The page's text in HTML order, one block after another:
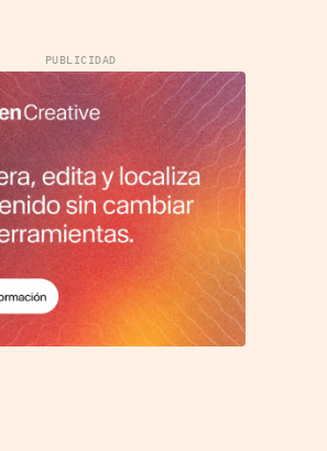
PUBLICIDAD